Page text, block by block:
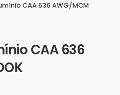
CAA 636 AWG/MCM
CAA 636